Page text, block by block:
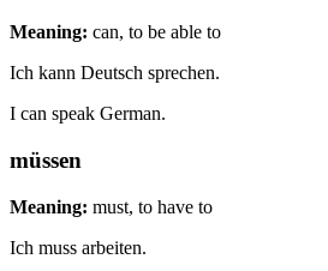
Meaning: can, to be able to
Ich kann Deutsch sprechen.
I can speak German.
müssen
Meaning: must, to have to
Ich muss arbeiten.